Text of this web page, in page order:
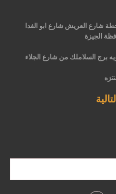
شارع العريش شارع ابو الفدا
الجيزة
سيبويه برج السلاملك من شارع الجلاء